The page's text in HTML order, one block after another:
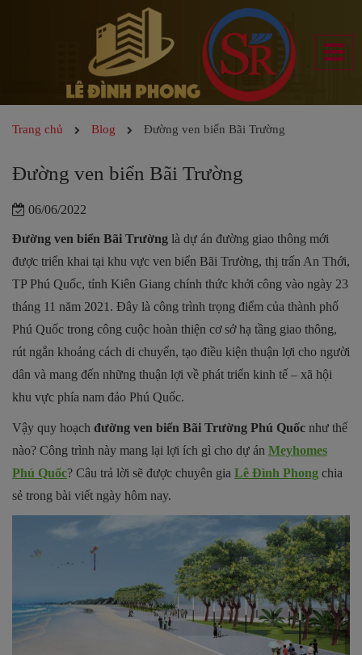
Trang chủ Blog Đường ven biển Bãi Trường
Đường ven biển Bãi Trường
06/06/2022
Đường ven biển Bãi Trường là dự án đường giao thông mới
được triển khai tại khu vực ven biển Bãi Trường, thị trấn An Thới,
TP Phú Quốc, tỉnh Kiên Giang chính thức khởi công vào ngày 23
tháng 11 năm 2021. Đây là công trình trọng điểm của thành phố
Phú Quốc trong công cuộc hoàn thiện cơ sở hạ tầng giao thông,
rút ngắn khoảng cách di chuyển, tạo điều kiện thuận lợi cho người
dân và mang đến những thuận lợi về phát triển kinh tế – xã hội
khu vực phía nam đảo Phú Quốc.
Vậy quy hoạch đường ven biển Bãi Trường Phú Quốc như thế
nào? Công trình này mang lại lợi ích gì cho dự án Meyhomes
Phú Quốc? Câu trả lời sẽ được chuyên gia Lê Đình Phong chia
sẻ trong bài viết ngày hôm nay.